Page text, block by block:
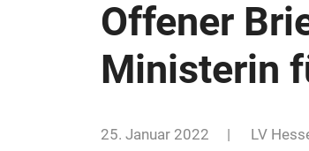
Offener
Ministerin
25. Januar 2022 | LV